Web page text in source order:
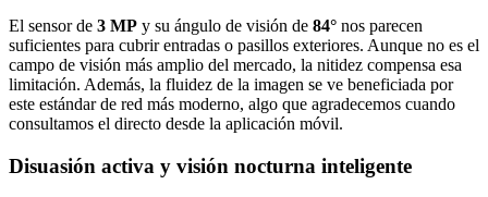
El sensor de 3 MP y su ángulo de visión de 84° nos parecen
suficientes para cubrir entradas o pasillos exteriores. Aunque no es el
campo de visión más amplio del mercado, la nitidez compensa esa
limitación. Además, la fluidez de la imagen se ve beneficiada por
este estándar de red más moderno, algo que agradecemos cuando
consultamos el directo desde la aplicación móvil.
Disuasión activa y visión nocturna inteligente